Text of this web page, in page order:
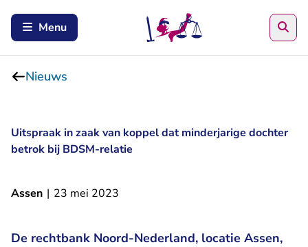
Menu
Nieuws
Uitspraak in zaak van koppel dat minderjarige dochter
betrok bij BDSM-relatie
Assen | 23 mei 2023
De rechtbank Noord-Nederland, locatie Assen,